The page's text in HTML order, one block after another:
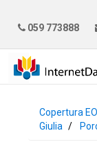
059 773888
Copertura
Giulia